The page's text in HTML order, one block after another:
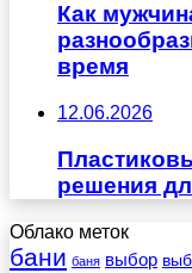
Как
время
12.06.2026
решения
Облако меток
бани баня выбор